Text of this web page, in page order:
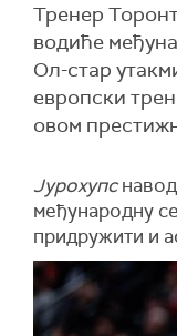
Тренер
водиће
Ол-стар
европски
овом
Јурохупс
међународну
придружити и